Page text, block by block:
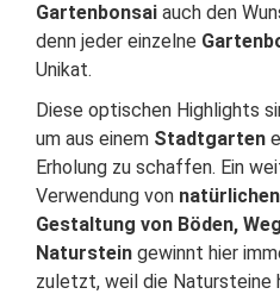
Gartenbonsai auch den
denn jeder einzelne
Unikat.
Diese optischen Highlights
um aus einem Stadtgarten
Erholung zu schaffen. Ein
Verwendung von
Gestaltung von Böden,
Naturstein gewinnt hier
zuletzt, weil die Natursteine